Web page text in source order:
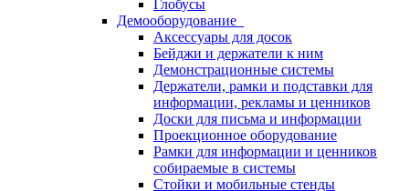
Глобусы
Демооборудование
Аксессуары для досок
Бейджи и держатели к ним
Демонстрационные системы
Держатели, рамки и подставки для
информации, рекламы и ценников
Доски для письма и информации
Проекционное оборудование
Рамки для информации и ценников
собираемые в системы
Стойки и мобильные стенды